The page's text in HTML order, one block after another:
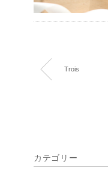
Trois
カテゴリー